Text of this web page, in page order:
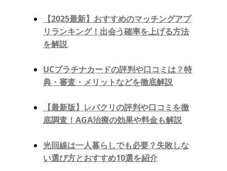
【2025最新】おすすめのマッチングアプ
リランキング！出会う確率を上げる方法
を解説
UCプラチナカードの評判や口コミは？特
典・審査・メリットなどを徹底解説
【最新版】レバクリの評判や口コミを徹
底調査！AGA治療の効果や料金も解説
光回線は一人暮らしでも必要？失敗しな
い選び方とおすすめ10選を紹介